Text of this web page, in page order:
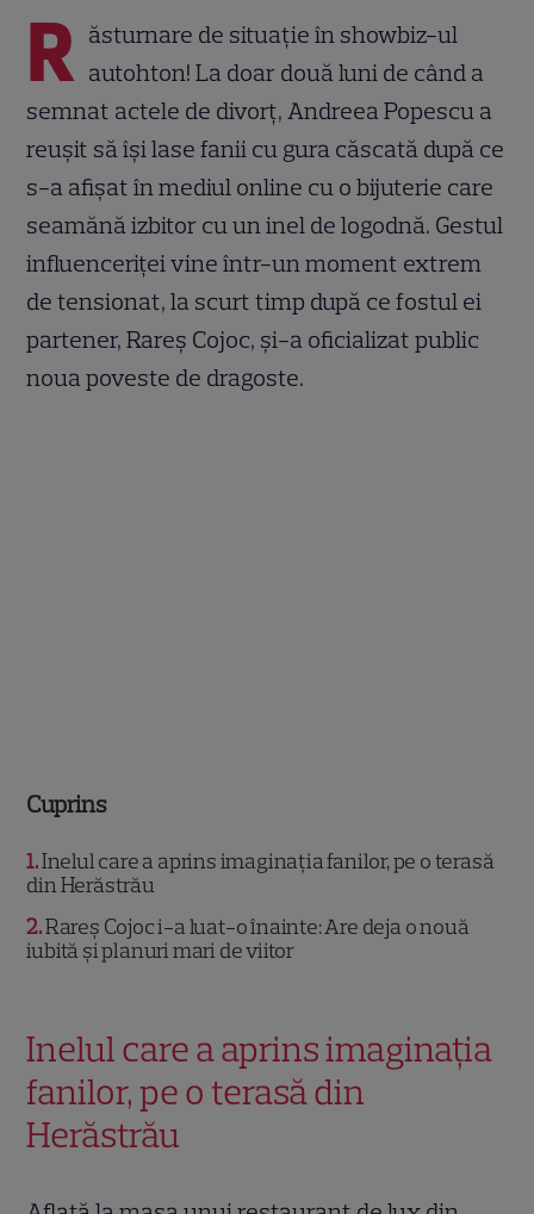
R ăsturnare de situație în showbiz-ul
autohton! La doar două luni de când a
semnat actele de divorț, Andreea Popescu a
reușit să își lase fanii cu gura căscată după ce
s-a afișat în mediul online cu o bijuterie care
seamănă izbitor cu un inel de logodnă. Gestul
influenceriței vine într-un moment extrem
de tensionat, la scurt timp după ce fostul ei
partener, Rareș Cojoc, și-a oficializat public
noua poveste de dragoste.
Cuprins
1 Inelul care a aprins imaginația fanilor, pe o terasă
din Herăstrău
2 Rareș Cojoc i-a luat-o înainte: Are deja o nouă
iubită și planuri mari de viitor
Inelul care a aprins imaginația
fanilor, pe o terasă din
Herăstrău